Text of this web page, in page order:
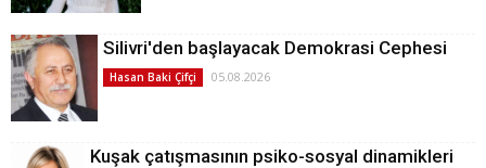
Silivri'den başlayacak Demokrasi Cephesi
Hasan Baki Çifçi 05.08.2026
Kuşak çatışmasının psiko-sosyal dinamikleri